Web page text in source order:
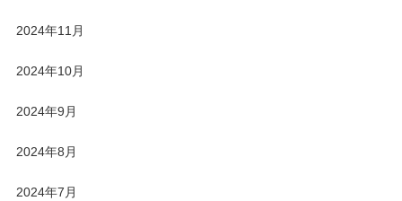
2024年11月
2024年10月
2024年9月
2024年8月
2024年7月